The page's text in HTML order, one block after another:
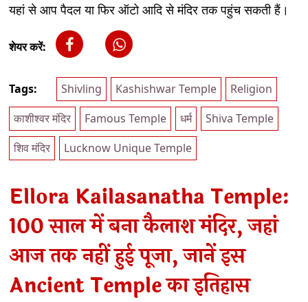
यहां से आप पैदल या फिर ऑटो आदि से मंदिर तक पहुंच सकती हैं।
शेयर करें:
Tags: Shivling Kashishwar Temple
Religion
काशीश्वर मंदिर
Famous Temple धर्म
Shiva Temple
शिव मंदिर
Lucknow Unique Temple
Ellora Kailasanatha Temple:
100 साल में बना कैलाश मंदिर, जहां
आज तक नहीं हुई पूजा, जानें इस
Ancient Temple का इतिहास